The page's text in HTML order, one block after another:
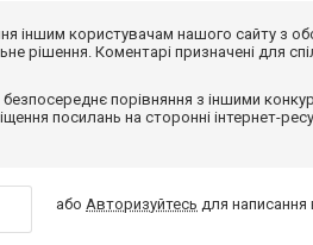
іншим користувачам нашого сайту з
рішення. Коментарі призначені для
порівняння з іншими
посилань на сторонні інтернет-
абоАвторизуйтесь для написання